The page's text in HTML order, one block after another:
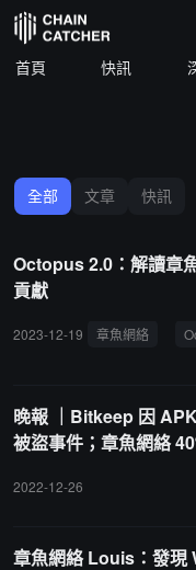
首頁 快訊
全部 文章 快訊
Octopus 2.0：解讀章
貢獻
2023-12-19 章魚網絡
晚報 ｜Bitkeep 因
被盜事件；章魚網絡
2022-12-26
章魚網絡 Louis：發現